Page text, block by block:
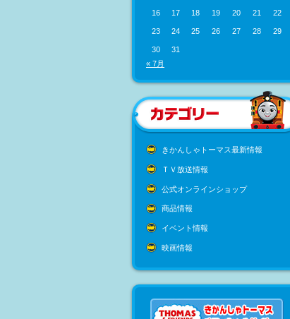
16 17 18 19 20 21 22
23 24 25 26 27 28 29
30
31
« 7月
きかんしゃトーマス最新情報
ＴＶ放送情報
公式オンラインショップ
商品情報
イベント情報
映画情報